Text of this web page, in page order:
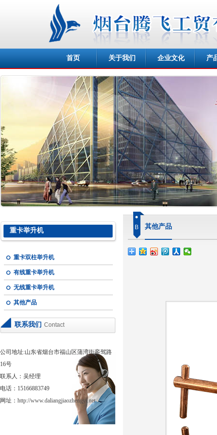
首页 关于我们 企业文化 产
重卡举升机
重卡双柱举升机
有线重卡举升机
无线重卡举升机
其他产品
联系我们 Contact
公司地址:山东省烟台市福山区蒲湾街銮驾路
16号
联系人：吴经理
电话：15166883749
网址： http://www.daliangjiaozhengyi.net
B 其他产品